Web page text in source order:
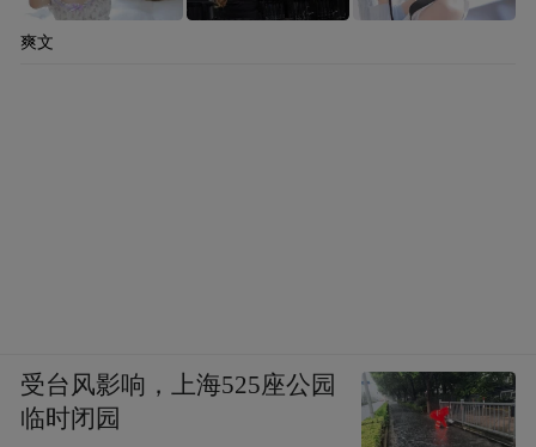
爽文
受台风影响，上海525座公园
临时闭园